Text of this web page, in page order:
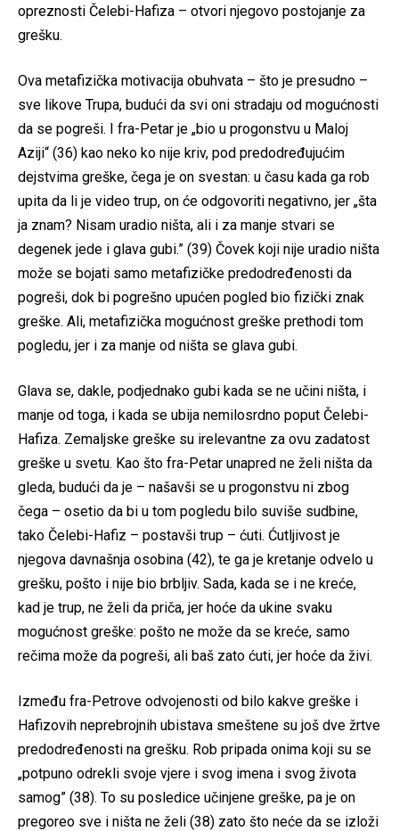
opreznosti Čelebi-Hafiza – otvori njegovo postojanje za
grešku.
Ova metafizička motivacija obuhvata – što je presudno –
sve likove Trupa, budući da svi oni stradaju od mogućnosti
da se pogreši. I fra-Petar je „bio u progonstvu u Maloj
Aziji“ (36) kao neko ko nije kriv, pod predodređujućim
dejstvima greške, čega je on svestan: u času kada ga rob
upita da li je video trup, on će odgovoriti negativno, jer „šta
ja znam? Nisam uradio ništa, ali i za manje stvari se
degenek jede i glava gubi.” (39) Čovek koji nije uradio ništa
može se bojati samo metafizičke predodređenosti da
pogreši, dok bi pogrešno upućen pogled bio fizički znak
greške. Ali, metafizička mogućnost greške prethodi tom
pogledu, jer i za manje od ništa se glava gubi.
Glava se, dakle, podjednako gubi kada se ne učini ništa, i
manje od toga, i kada se ubija nemilosrdno poput Čelebi-
Hafiza. Zemaljske greške su irelevantne za ovu zadatost
greške u svetu. Kao što fra-Petar unapred ne želi ništa da
gleda, budući da je – našavši se u progonstvu ni zbog
čega – osetio da bi u tom pogledu bilo suviše sudbine,
tako Čelebi-Hafiz – postavši trup – ćuti. Ćutljivost je
njegova davnašnja osobina (42), te ga je kretanje odvelo u
grešku, pošto i nije bio brbljiv. Sada, kada se i ne kreće,
kad je trup, ne želi da priča, jer hoće da ukine svaku
mogućnost greške: pošto ne može da se kreće, samo
rečima može da pogreši, ali baš zato ćuti, jer hoće da živi.
Između fra-Petrove odvojenosti od bilo kakve greške i
Hafizovih neprebrojnih ubistava smeštene su još dve žrtve
predodređenosti na grešku. Rob pripada onima koji su se
„potpuno odrekli svoje vjere i svog imena i svog života
samog” (38). To su posledice učinjene greške, pa je on
pregoreo sve i ništa ne želi (38) zato što neće da se izloži